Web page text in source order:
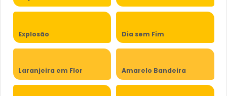
Explosão Dia sem Fim
Laranjeira em Flor Amarelo Bandeira